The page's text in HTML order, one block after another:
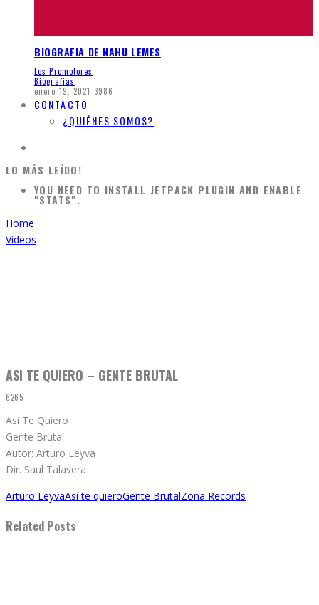
BIOGRAFIA DE NAHU LEMES
Los Promotores
Biografias
enero 19, 2021 3986
CONTACTO
¿QUIÉNES SOMOS?
LO MÁS LEÍDO!
YOU NEED TO INSTALL JETPACK PLUGIN AND ENABLE
"STATS".
Home
Videos
ASI TE QUIERO – GENTE BRUTAL
6265
Asi Te Quiero
Gente Brutal
Autor: Arturo Leyva
Dir. Saul Talavera
Arturo LeyvaAsí te quieroGente BrutalZona Records
Related Posts